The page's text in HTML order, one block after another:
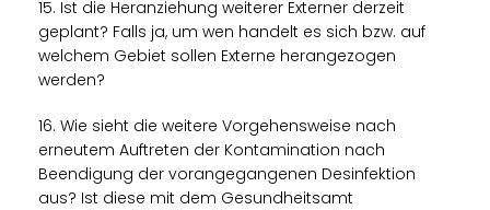
15. Ist die Heranziehung weiterer Externer derzeit
geplant? Falls ja, um wen handelt es sich bzw. auf
welchem Gebiet sollen Externe herangezogen
werden?
16. Wie sieht die weitere Vorgehensweise nach
erneutem Auftreten der Kontamination nach
Beendigung der vorangegangenen Desinfektion
aus? Ist diese mit dem Gesundheitsamt